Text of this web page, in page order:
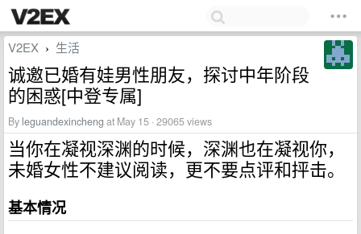
V2EX › 生活
诚邀已婚有娃男性朋友，探讨中年阶段
的困惑[中登专属]
By leguandexincheng at May 15 · 29065 views
当你在凝视深渊的时候，深渊也在凝视你，
未婚女性不建议阅读，更不要点评和抨击。
基本情况